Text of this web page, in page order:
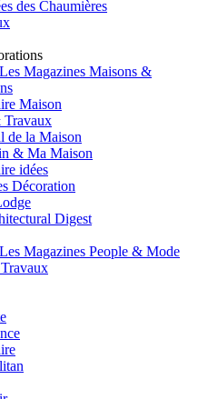
des Chaumières
Magazines Maisons &
Maison
de la Maison
& Ma Maison
idées
Décoration
Digest
Magazines People & Mode